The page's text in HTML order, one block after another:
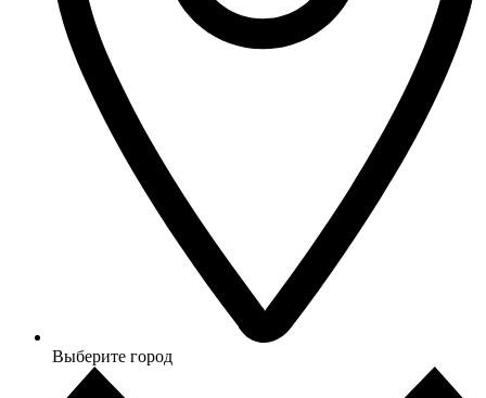
Выберите город